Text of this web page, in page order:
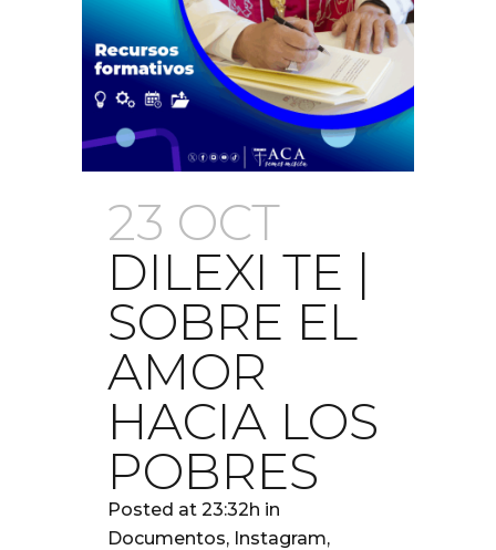
23 OCT
DILEXI TE |
SOBRE EL
AMOR
HACIA LOS
POBRES
Posted at 23:32h in
Documentos, Instagram,